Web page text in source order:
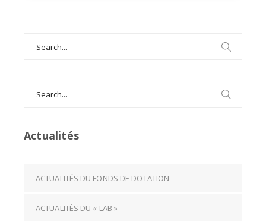
Actualités
ACTUALITÉS DU FONDS DE DOTATION
ACTUALITÉS DU « LAB »